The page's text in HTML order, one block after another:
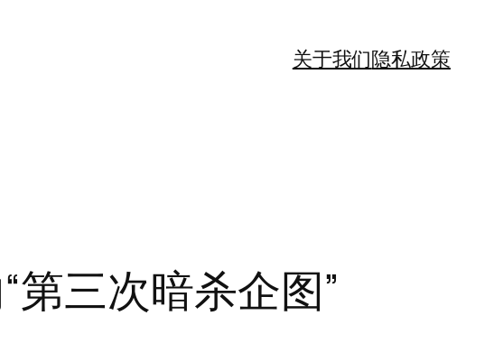
关于我们隐私政策
三次暗杀企图”